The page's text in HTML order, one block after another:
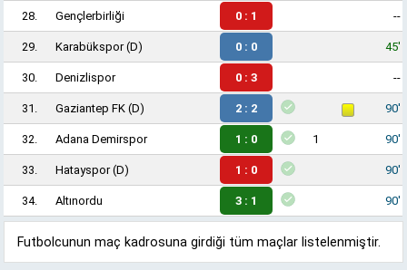
28. Gençlerbirliği 0 : 1 --
29. Karabükspor(D) 0 : 0 45'
30. Denizlispor 0 : 3 --
31. Gaziantep FK (D) 2 : 2 90'
32. Adana Demirspor 1 : 0 1 90'
33. Hatayspor(D) 1 : 0 90'
34. Altınordu 3 : 1 90'
Futbolcunun maç kadrosuna girdiği tüm maçlar listelenmiştir.